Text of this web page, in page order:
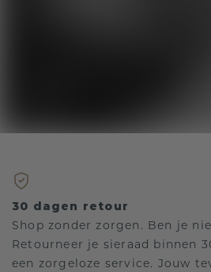
30 dagen retour
Shop zonder zorgen. Ben je
Retourneer je sieraad binnen
een zorgeloze service. Jouw